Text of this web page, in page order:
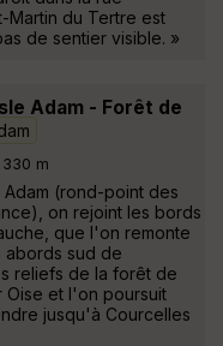
Martin du Tertre est
de sentier visible. »
Adam - Forêt de
330 m
(rond-point des
on rejoint les bords
que l'on remonte
abords sud de
reliefs de la forêt de
Oise et l'on poursuit
jusqu'à Courcelles